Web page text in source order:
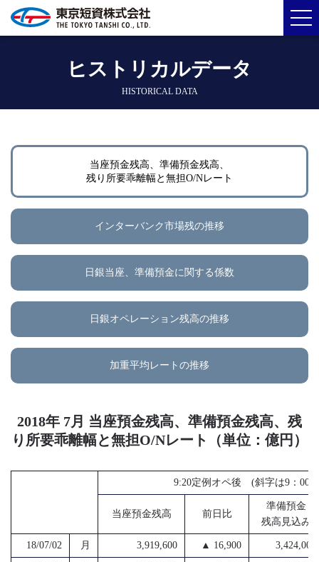
ヒストリカルデータ
HISTORICAL DATA
当座預金残高、準備預金残高、
残り所要乖離幅と無担O/Nレート
インターバンク市場残の推移
日銀当座、準備預金に関する係数
日銀オペレーション残高の推移
加重平均レートの推移
2018年 7月 当座預金残高、準備預金残高、残
り所要乖離幅と無担O/Nレート（単位：億円）
9:20定例オペ後 (斜字は9：00
当座預金残高 前日比
準備預金
残高見込み
18/07/02 月 3,919,600 ▲ 16,900 3,424,000